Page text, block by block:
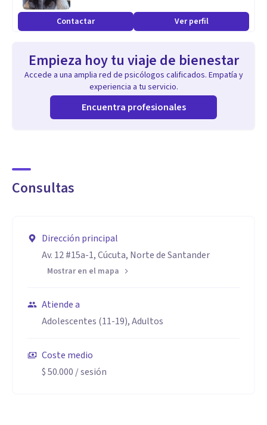
Contactar Ver perfil
Empieza hoy tu viaje de bienestar
Accede a una amplia red de psicólogos calificados. Empatía y
experiencia a tu servicio.
Encuentra profesionales
Consultas
Dirección principal
Av. 12 #15a-1, Cúcuta, Norte de Santander
Mostrar en el mapa
Atiende a
Adolescentes (11-19), Adultos
Coste medio
$ 50.000 / sesión